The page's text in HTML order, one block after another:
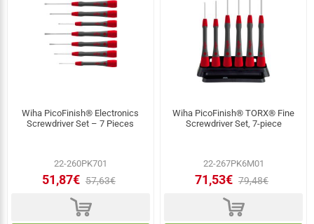
Wiha PicoFinish® Electronics
Screwdriver Set – 7 Pieces
22-260PK701
51,87€ 57,63€
d
Wiha PicoFinish® TORX® Fine
Screwdriver Set, 7-piece
22-267PK6M01
71,53€ 79,48€
d